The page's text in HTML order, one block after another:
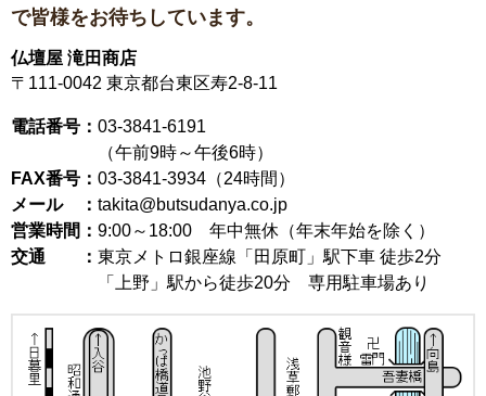
で皆様をお待ちしています。
仏壇屋 滝田商店
〒111-0042 東京都台東区寿2-8-11
電話番号： 03-3841-6191
（午前9時～午後6時）
FAX番号： 03-3841-3934（24時間）
メール ： takita@butsudanya.co.jp
営業時間： 9:00～18:00 年中無休（年末年始を除く）
交通 ： 東京メトロ銀座線「田原町」駅下車 徒歩2分
「上野」駅から徒歩20分 専用駐車場あり